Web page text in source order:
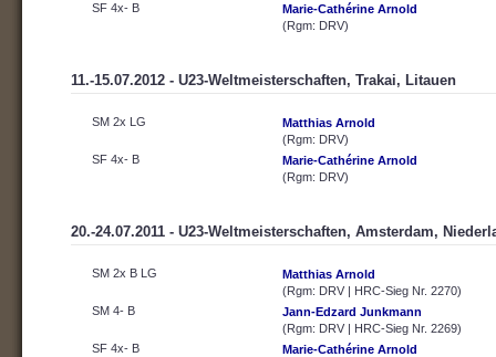
SF 4x- B
Marie-Cathérine Arnold
(Rgm: DRV)
11.-15.07.2012 - U23-Weltmeisterschaften, Trakai, Litauen
SM 2x LG
Matthias Arnold
(Rgm: DRV)
SF 4x- B
Marie-Cathérine Arnold
(Rgm: DRV)
20.-24.07.2011 - U23-Weltmeisterschaften, Amsterdam,
SM 2x B LG
Matthias Arnold
(Rgm: DRV | HRC-Sieg Nr. 2270)
SM 4- B
Jann-Edzard Junkmann
(Rgm: DRV | HRC-Sieg Nr. 2269)
SF 4x- B
Marie-Cathérine Arnold